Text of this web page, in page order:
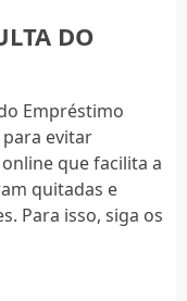
DO
Empréstimo
para evitar
que facilita a
quitadas e
Para isso, siga os